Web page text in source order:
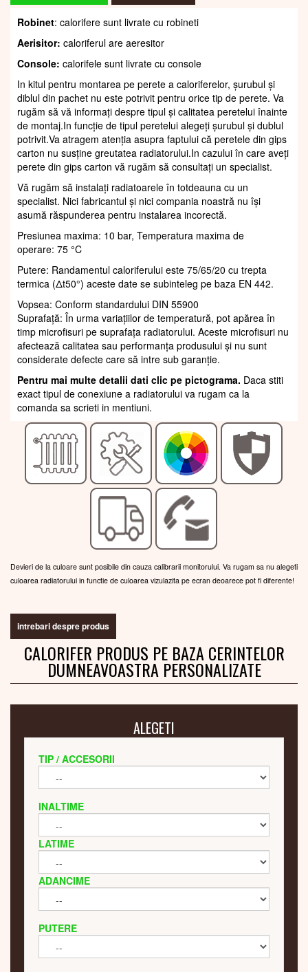
Robinet: calorifere sunt livrate cu robineti
Aerisitor: caloriferul are aeresitor
Console: calorifele sunt livrate cu console
In kitul pentru montarea pe perete a caloriferelor, șurubul și
diblul din pachet nu este potrivit pentru orice tip de perete. Va
rugăm să vă informați despre tipul și calitatea peretelui înainte
de montaj.In funcție de tipul peretelui alegeți șurubul și dublul
potrivit.Va atragem atenția asupra faptului că peretele din gips
carton nu susține greutatea radiatorului.In cazului în care aveți
perete din gips carton vă rugăm să consultați un specialist.
Vă rugăm să instalați radiatoarele în totdeauna cu un
specialist. Nici fabricantul și nici compania noastră nu își
asumă răspunderea pentru instalarea incorectă.
Presiunea maxima: 10 bar, Temperatura maxima de
operare: 75 °C
Putere: Randamentul caloriferului este 75/65/20 cu trepta
termica (Δt50°) aceste date se subinteleg pe baza EN 442.
Vopsea: Conform standardului DIN 55900
Suprafaţă: În urma variațiilor de temperatură, pot apărea în
timp microfisuri pe suprafața radiatorului. Aceste microfisuri nu
afectează calitatea sau performanța produsului și nu sunt
considerate defecte care să intre sub garanție.
Pentru mai multe detalii dati clic pe pictograma. Daca stiti
exact tipul de conexiune a radiatorului va rugam ca la
comanda sa scrieti in mentiuni.
Devieri de la culoare sunt posibile din cauza calibrarii monitorului. Va rugam sa nu alegeti
culoarea radiatorului in functie de culoarea vizulazita pe ecran deoarece pot fi diferente!
intrebari despre produs
CALORIFER PRODUS PE BAZA CERINTELOR
DUMNEAVOASTRA PERSONALIZATE
ALEGETI
TIP / ACCESORII
INALTIME
LATIME
ADANCIME
PUTERE